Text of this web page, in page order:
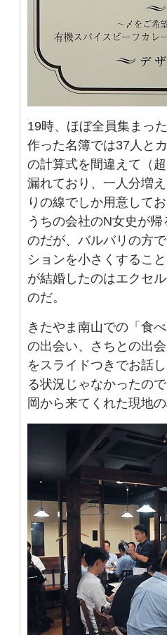
19時、ほぼ全員集まっ
作った名簿では37人と
の計算式を間違えて（
漏れており、一人分増
りの線でしか用意して
うちの会社のN女史が
のだが、バルバリの方
ションを小さくするこ
が結婚したのはエクセ
のだ。
きたやま南山での「食
の出会い、さちとの出
をスライドつきでお話
る状況じゃなかったの
岡から来てくれた現地